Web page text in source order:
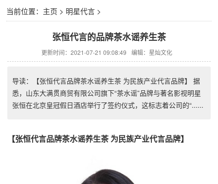
当前位置： 主页 > 明星代言>
张恒代言的品牌茶水谣养生茶
更新时间：2021-07-21 09:08:49 编辑：星灿文化
导读：【张恒代言品牌茶水谣养生茶 为民族产业代言品牌】 据
悉，山东大满贯商贸有限公司旗下“茶水谣”品牌与著名影视明星
张恒在北京皇冠假日酒店举行了签约仪式，这标志着公司的“......
【张恒代言品牌茶水谣养生茶 为民族产业代言品牌】